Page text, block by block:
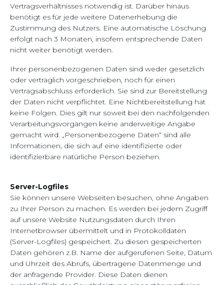
Vertragsverhältnisses notwendig ist. Darüber hinaus
benötigt es für jede weitere Datenerhebung die
Zustimmung des Nutzers. Eine automatische Löschung
erfolgt nach 3 Monaten, insofern entsprechende Daten
nicht weiter benötigt werden.
Ihrer personenbezogenen Daten sind weder gesetzlich
oder vertraglich vorgeschrieben, noch für einen
Vertragsabschluss erforderlich. Sie sind zur Bereitstellung
der Daten nicht verpflichtet. Eine Nichtbereitstellung hat
keine Folgen. Dies gilt nur soweit bei den nachfolgenden
Verarbeitungsvorgängen keine anderweitige Angabe
gemacht wird. „Personenbezogene Daten“ sind alle
Informationen, die sich auf eine identifizierte oder
identifizierbare natürliche Person beziehen.
Server-Logfiles
Sie können unsere Webseiten besuchen, ohne Angaben
zu Ihrer Person zu machen. Es werden bei jedem Zugriff
auf unsere Website Nutzungsdaten durch Ihren
Internetbrowser übermittelt und in Protokolldaten
(Server-Logfiles) gespeichert. Zu diesen gespeicherten
Daten gehören z.B. Name der aufgerufenen Seite, Datum
und Uhrzeit des Abrufs, übertragene Datenmenge und
der anfragende Provider. Diese Daten dienen